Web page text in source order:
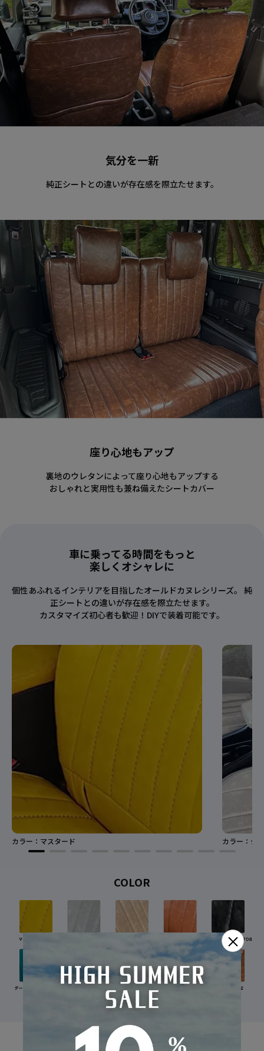
気分を一新
純正シートとの違いが存在感を際立たせます。
座り心地もアップ
裏地のウレタンによって座り心地もアップする
おしゃれと実用性も兼ね備えたシートカバー
車に乗ってる時間をもっと
楽しくオシャレに
個性あふれるインテリアを目指したオールドカヌレシリーズ。 純
正シートとの違いが存在感を際立たせます。
カスタマイズ初心者も歓迎！DIYで装着可能です。
カラー：マスタード カラー：グ
COLOR
×